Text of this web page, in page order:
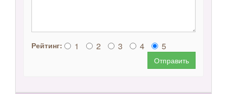
Рейтинг: 1 2 3 4 5
Отправить